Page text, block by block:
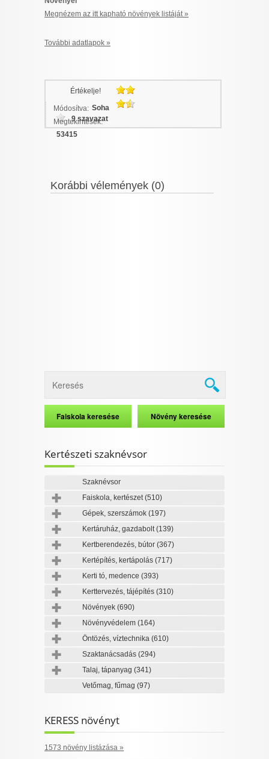
Megnézem az itt kapható növények listáját »
További adatlapok »
Értékelje!
9 szavazat
Módosítva: Soha
Megtekintések:
53415
Korábbi vélemények (0)
Kertészeti szaknévsor
Szaknévsor
Faiskola, kertészet(510)
Gépek, szerszámok (197)
Kertáruház, gazdabolt(139)
Kertberendezés, bútor (367)
Kertépítés, kertápolás (717)
Kerti tó, medence (393)
Kerttervezés, tájépítés (310)
Növények (690)
Növényvédelem (164)
Öntözés, víztechnika (610)
Szaktanácsadás (294)
Talaj, tápanyag (341)
Vetőmag, fűmag (97)
KERESS növényt
1573 növény listázása »